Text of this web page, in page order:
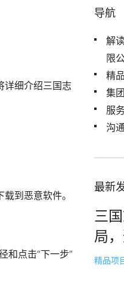
详细介绍三国志
到恶意软件。
和点击“下一步”
导航
解
限
精
集
服
沟
最新
三
局
精品项